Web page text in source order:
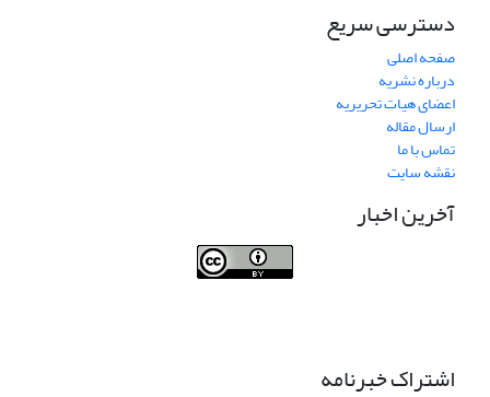
دسترسی سریع
صفحه اصلی
درباره نشریه
اعضای هیات تحریریه
ارسال مقاله
تماس با ما
نقشه سایت
آخرین اخبار
اشتراک خبرنامه